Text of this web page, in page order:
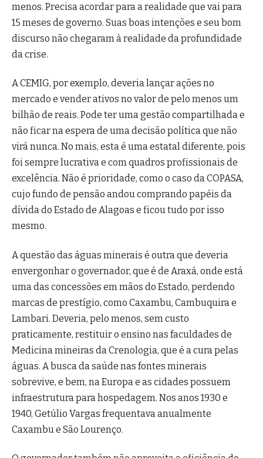
menos. Precisa acordar para a realidade que vai para
15 meses de governo. Suas boas intenções e seu bom
discurso não chegaram à realidade da profundidade
da crise.
A CEMIG, por exemplo, deveria lançar ações no
mercado e vender ativos no valor de pelo menos um
bilhão de reais. Pode ter uma gestão compartilhada e
não ficar na espera de uma decisão política que não
virá nunca. No mais, esta é uma estatal diferente, pois
foi sempre lucrativa e com quadros profissionais de
excelência. Não é prioridade, como o caso da COPASA,
cujo fundo de pensão andou comprando papéis da
dívida do Estado de Alagoas e ficou tudo por isso
mesmo.
A questão das águas minerais é outra que deveria
envergonhar o governador, que é de Araxá, onde está
uma das concessões em mãos do Estado, perdendo
marcas de prestígio, como Caxambu, Cambuquira e
Lambari. Deveria, pelo menos, sem custo
praticamente, restituir o ensino nas faculdades de
Medicina mineiras da Crenologia, que é a cura pelas
águas. A busca da saúde nas fontes minerais
sobrevive, e bem, na Europa e as cidades possuem
infraestrutura para hospedagem. Nos anos 1930 e
1940, Getúlio Vargas frequentava anualmente
Caxambu e São Lourenço.